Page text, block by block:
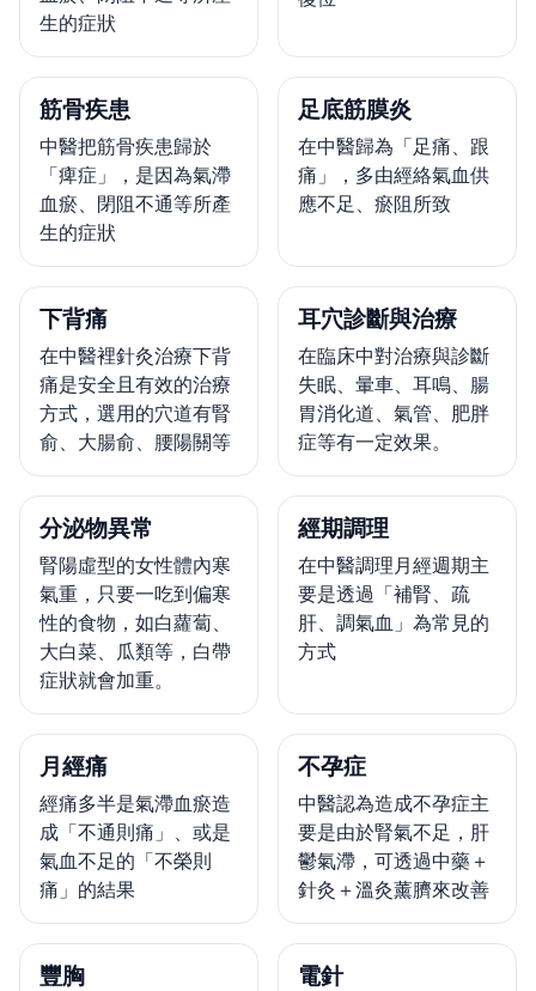
生的症狀
筋骨疾患
中醫把筋骨疾患歸於
「痺症」，是因為氣滯
血瘀、閉阻不通等所產
生的症狀
足底筋膜炎
在中醫歸為「足痛、跟
痛」，多由經絡氣血供
應不足、瘀阻所致
下背痛
在中醫裡針灸治療下背
痛是安全且有效的治療
方式，選用的穴道有腎
俞、大腸俞、腰陽關等
耳穴診斷與治療
在臨床中對治療與診斷
失眠、暈車、耳鳴、腸
胃消化道、氣管、肥胖
症等有一定效果。
分泌物異常
腎陽虛型的女性體內寒
氣重，只要一吃到偏寒
性的食物，如白蘿蔔、
大白菜、瓜類等，白帶
症狀就會加重。
經期調理
在中醫調理月經週期主
要是透過「補腎、疏
肝、調氣血」為常見的
方式
月經痛
經痛多半是氣滯血瘀造
成「不通則痛」、或是
氣血不足的「不榮則
痛」的結果
不孕症
中醫認為造成不孕症主
要是由於腎氣不足，肝
鬱氣滯，可透過中藥＋
針灸＋溫灸薰臍來改善
豐胸 電針